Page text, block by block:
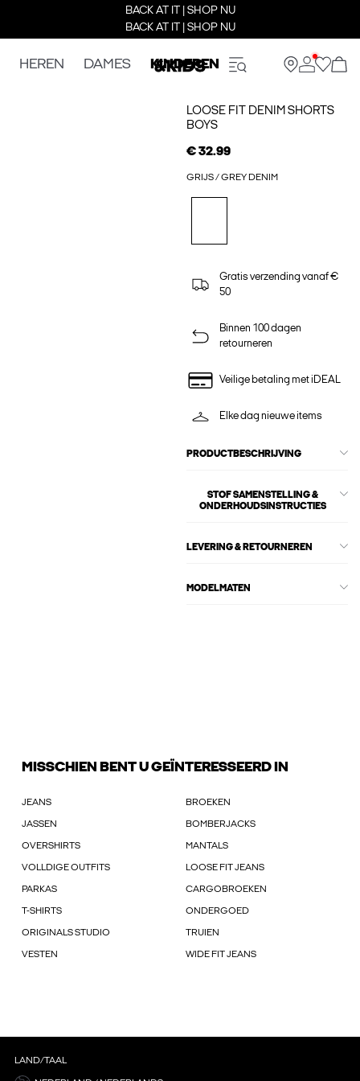
BACK AT IT | SHOP NU
BACK AT IT | SHOP NU
HEREN DAMES KINDEREN
LOOSE FIT DENIM SHORTS
BOYS
€ 32.99
GRIJS / GREY DENIM
Gratis verzending vanaf €
50
Binnen 100 dagen
retourneren
Veilige betaling met iDEAL
Elke dag nieuwe items
PRODUCTBESCHRIJVING
STOF SAMENSTELLING &
ONDERHOUDSINSTRUCTIES
LEVERING & RETOURNEREN
MODELMATEN
MISSCHIEN BENT U GEÏNTERESSEERD IN
JEANS BROEKEN
JASSEN BOMBERJACKS
OVERSHIRTS MANTALS
VOLLDIGE OUTFITS LOOSE FIT JEANS
PARKAS CARGOBROEKEN
T-SHIRTS ONDERGOED
ORIGINALS STUDIO TRUIEN
VESTEN WIDE FIT JEANS
LAND/TAAL